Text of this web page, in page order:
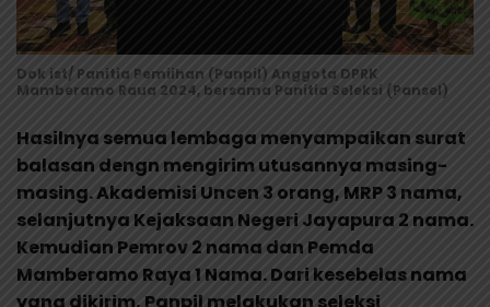
Dok ist/ Panitia Pemiihan (Panpil) Anggota DPRK
Mamberamo Raua 2024, bersama Panitia Seleksi (Pansel)
Hasilnya semua lembaga menyampaikan surat
balasan dengn mengirim utusannya masing-
masing. Akademisi Uncen 3 orang, MRP 3 nama,
selanjutnya Kejaksaan Negeri Jayapura 2 nama.
Kemudian Pemrov 2 nama dan Pemda
Mamberamo Raya 1 Nama. Dari kesebelas nama
yang dikirim, Panpil melakukan seleksi